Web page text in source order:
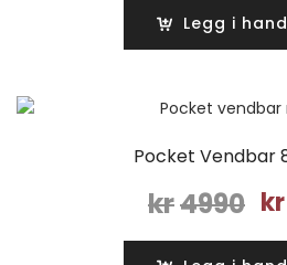
Legg i
Pocket Vendbar
kr4990 kr